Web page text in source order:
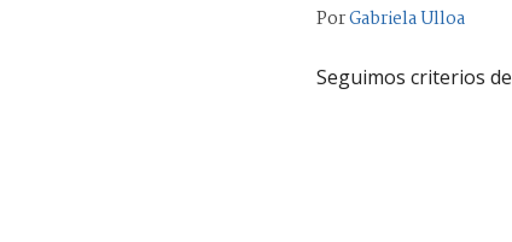
PorGabriela Ulloa
Seguimos criterios de